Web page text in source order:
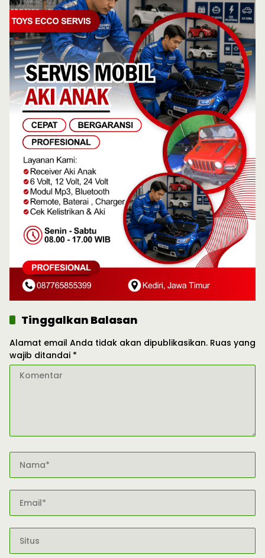
Tinggalkan Balasan
Alamat email Anda tidak akan dipublikasikan. Ruas yang
wajib ditandai *